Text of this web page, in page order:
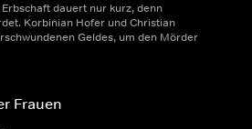
dauert nur kurz, denn
Korbinian Hofer und Christian
Geldes, um den Mörder
Frauen